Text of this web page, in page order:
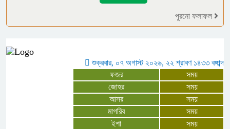
“জুলাই সনদের প্রত্যেকটি অক্ষর বাস্তবায়ন
করবে সরকার” – প্রতিমন্ত্রী ফরহাদ হোসেন
আজাদ
পুরনো ফলাফল
শুক্রবার, ০৭ অগাস্ট ২০২৬, ২২ শ্রাবণ ১৪৩৩ বঙ্গাব্দ
ফজর
সময়
জোহর
সময়
আসর
সময়
মাগরিব
সময়
ইশা
সময়